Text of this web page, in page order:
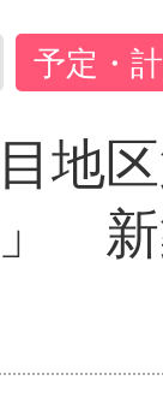
予定・
地